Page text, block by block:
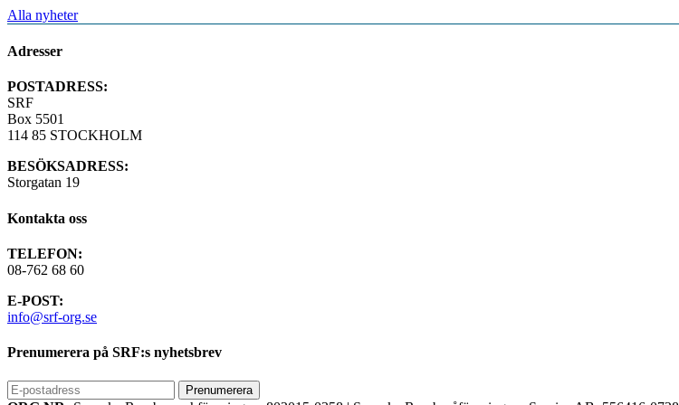
Alla nyheter
Adresser
POSTADRESS:
SRF
Box 5501
114 85 STOCKHOLM
BESÖKSADRESS:
Storgatan 19
Kontakta oss
TELEFON:
08-762 68 60
E-POST:
info@srf-org.se
Prenumerera på SRF:s nyhetsbrev